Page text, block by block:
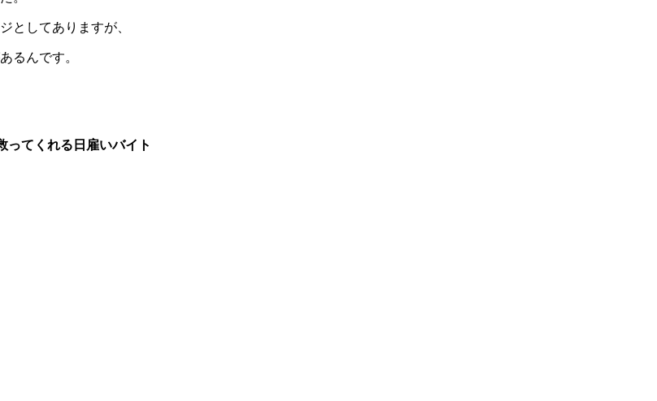
としてありますが、
るんです。
てくれる日雇いバイト